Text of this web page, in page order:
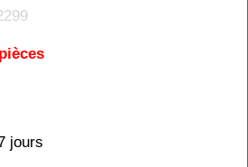
jours